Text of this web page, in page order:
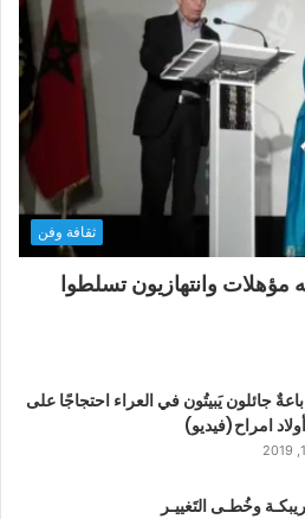
ثقافة وفن
مؤهلات وانتهازيون تسلطوا
جائلون يَبيتُون في العراء احتجاجًا على
امراح(فيديو)
وخُطـى التَغييـر